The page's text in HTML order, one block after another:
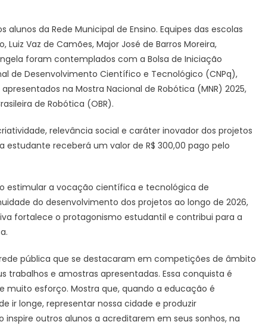
Rede
Municipal
de
João
Pessoa
ganham
CNPq
pelos
na
MNR
da Rede Municipal de Ensino. Equipes das escolas
Vaz de Camões, Major José de Barros Moreira,
foram contemplados com a Bolsa de Iniciação
de Desenvolvimento Científico e Tecnológico (CNPq),
na Mostra Nacional de Robótica (MNR) 2025,
de Robótica (OBR).
relevância social e caráter inovador dos projetos
receberá um valor de R$ 300,00 pago pelo
estimular a vocação científica e tecnológica de
do desenvolvimento dos projetos ao longo de 2026,
fortalece o protagonismo estudantil e contribui para a
pública que se destacaram em competições de âmbito
trabalhos e amostras apresentadas. Essa conquista é
esforço. Mostra que, quando a educação é
ir longe, representar nossa cidade e produzir
outros alunos a acreditarem em seus sonhos, na